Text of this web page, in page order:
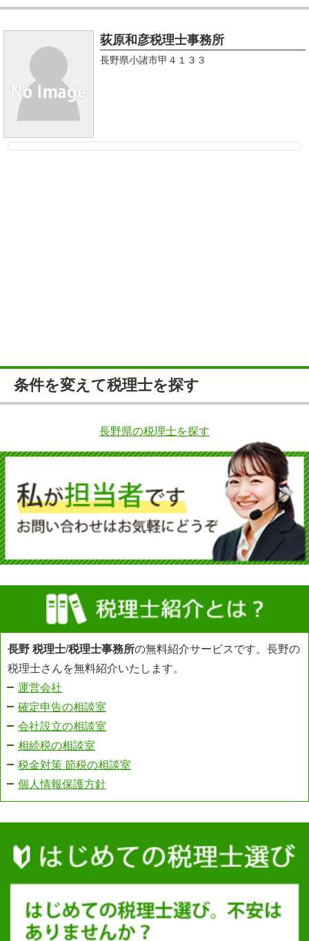
荻原和彦税理士事務所
長野県小諸市甲４１３３
条件を変えて税理士を探す
長野県の税理士を探す
長野 税理士/税理士事務所の無料紹介サービスです。長野の
税理士さんを無料紹介いたします。
運営会社
確定申告の相談室
会社設立の相談室
相続税の相談室
税金対策 節税の相談室
個人情報保護方針